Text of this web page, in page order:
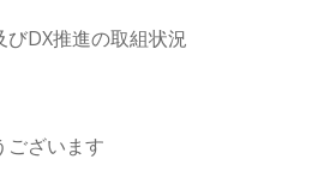
DX推進の取組状況
ございます